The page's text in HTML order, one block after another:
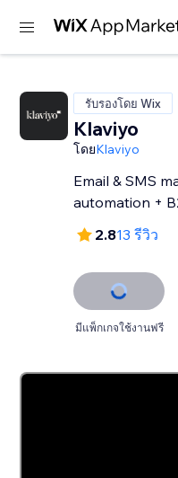
รับรองโดย Wix
Klaviyo
โดยKlaviyo
Email & SMS
automation +
2.813 รีวิว
มีแพ็กเกจใช้งานฟรี